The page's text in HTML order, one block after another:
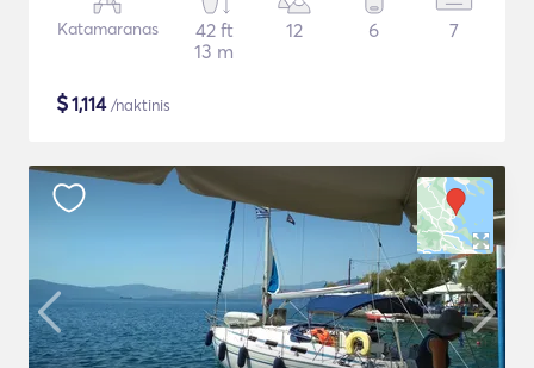
Katamaranas
42 ft
13 m
12 6 7
$1,114/naktinis